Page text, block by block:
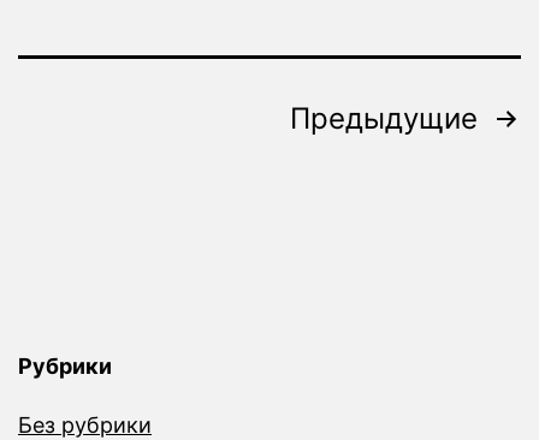
Предыдущие
Рубрики
Без рубрики